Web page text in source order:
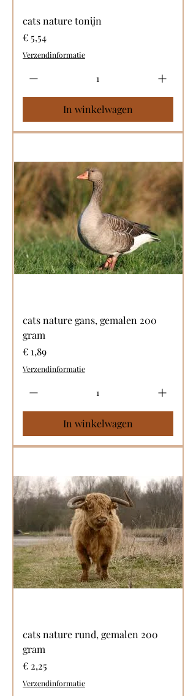
cats nature tonijn
Prijs
€ 5,54
Verzendinformatie
In winkelwagen
cats nature gans, gemalen 200
gram
Prijs
€ 1,89
Verzendinformatie
In winkelwagen
cats nature rund, gemalen 200
gram
Prijs
€ 2,25
Verzendinformatie